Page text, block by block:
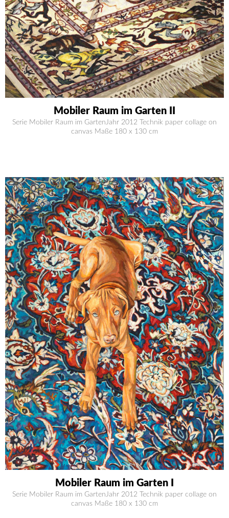
Mobiler Raum im Garten II
Serie Mobiler Raum im GartenJahr 2012 Technik paper collage on
canvas Maße 180 x 130 cm
Mobiler Raum im Garten I
Serie Mobiler Raum im GartenJahr 2012 Technik paper collage on
canvas Maße 180 x 130 cm